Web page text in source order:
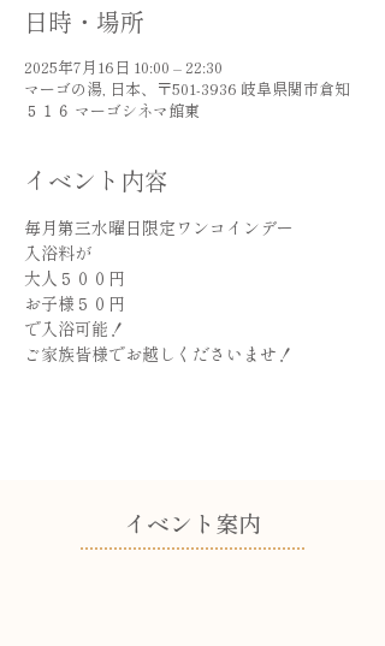
日時・場所
2025年7月16日 10:00 – 22:30
マーゴの湯, 日本、〒501-3936 岐阜県関市倉知
５１６ マーゴシネマ館東
イベント内容
毎月第三水曜日限定ワンコインデー
入浴料が
大人５００円
お子様５０円
で入浴可能！
ご家族皆様でお越しくださいませ！
​イベント案内